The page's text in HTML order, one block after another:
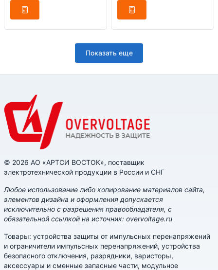
Показать еще
© 2026 АО «АРТСИ ВОСТОК», поставщик
электротехнической продукции в России и СНГ
Любое использование либо копирование материалов сайта,
элементов дизайна и оформления допускается
исключительно с разрешения правообладателя, с
обязательной ссылкой на источник: overvoltage.ru
Товары: устройства защиты от импульсных перенапряжений
и ограничители импульсных перенапряжений, устройства
безопасного отключения, разрядники, варисторы,
аксессуары и сменные запасные части, модульное